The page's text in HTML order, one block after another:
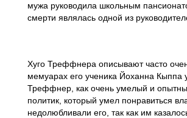
мужа руководила школьным
смерти являлась одной из
Хуго Треффнера описывают часто
мемуарах его ученика Йоханна Кыппа
Треффнер, как очень умелый и
политик, который умел понравиться
недолюбливали его, так как им